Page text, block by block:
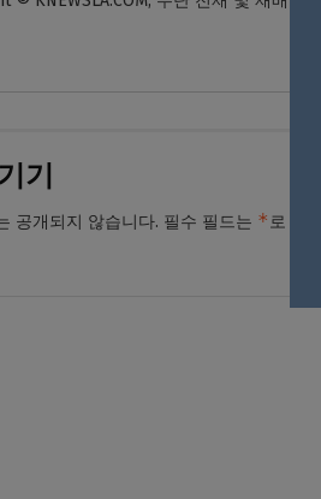
기
공개되지 않습니다. 필수 필드는 *로 표